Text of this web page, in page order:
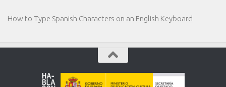
How to Type Spanish Characters on an English Keyboard